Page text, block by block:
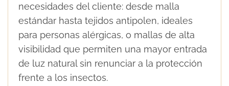
necesidades del cliente: desde malla
estándar hasta tejidos antipolen, ideales
para personas alérgicas, o mallas de alta
visibilidad que permiten una mayor entrada
de luz natural sin renunciar a la protección
frente a los insectos.